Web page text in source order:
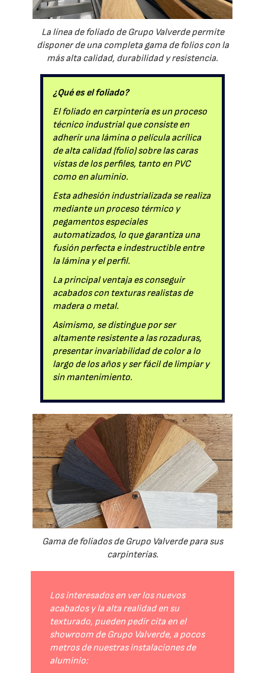
La línea de foliado de Grupo Valverde permite
disponer de una completa gama de folios con la
más alta calidad, durabilidad y resistencia.
¿Qué es el foliado?
El foliado en carpintería es un proceso
técnico industrial que consiste en
adherir una lámina o película acrílica
de alta calidad (folio) sobre las caras
vistas de los perfiles, tanto en PVC
como en aluminio.
Esta adhesión industrializada se realiza
mediante un proceso térmico y
pegamentos especiales
automatizados, lo que garantiza una
fusión perfecta e indestructible entre
la lámina y el perfil.
La principal ventaja es conseguir
acabados con texturas realistas de
madera o metal.
Asimismo, se distingue por ser
altamente resistente a las rozaduras,
presentar invariabilidad de color a lo
largo de los años y ser fácil de limpiar y
sin mantenimiento.
Gama de foliados de Grupo Valverde para sus
carpinterías.
Los interesados en ver los nuevos
acabados y la alta realidad en su
texturado, pueden pedir cita en el
showroom de Grupo Valverde, a pocos
metros de nuestras instalaciones de
aluminio: